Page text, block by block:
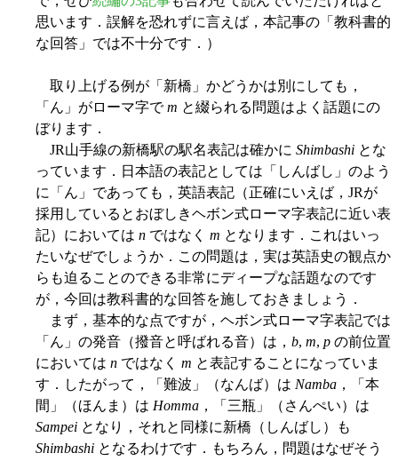
思います．誤解を恐れずに言えば，本記事の「教科書的
な回答」では不十分です．）
取り上げる例が「新橋」かどうかは別にしても，
「ん」がローマ字でm と綴られる問題はよく話題にの
ぼります．
JR山手線の新橋駅の駅名表記は確かに Shimbashi とな
っています．日本語の表記としては「しんばし」のよう
に「ん」であっても，英語表記（正確にいえば，JRが
採用しているとおぼしきヘボン式ローマ字表記に近い表
記）においては n ではなく m となります．これはいっ
たいなぜでしょうか．この問題は，実は英語史の観点か
らも迫ることのできる非常にディープな話題なのです
が，今回は教科書的な回答を施しておきましょう．
まず，基本的な点ですが，ヘボン式ローマ字表記では
「ん」の発音（撥音と呼ばれる音）は， b, m, p の前位置
においては n ではなく m と表記することになっていま
す．したがって，「難波」（なんば）は Namba ，「本
間」（ほんま）は Homma ，「三瓶」（さんぺい）は
Sampei となり，それと同様に新橋（しんばし）も
Shimbashi となるわけです．もちろん，問題はなぜそう